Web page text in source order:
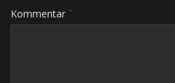
Kommentar *